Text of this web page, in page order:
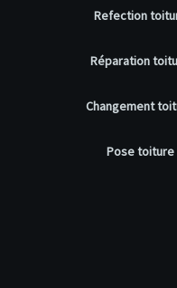
Refection
Réparation
Changement
Pose toiture